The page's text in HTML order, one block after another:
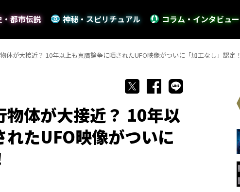
都市伝説 神秘・スピリチュアル コラム・インタビュー
体が大接近？ 10年以上も真贋論争に晒されたUFO映像がついに「加工なし」認定！
物体が大接近？ 10年以
たUFO映像がついに